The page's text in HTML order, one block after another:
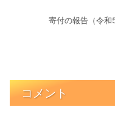
寄付の報告（令和
コメント